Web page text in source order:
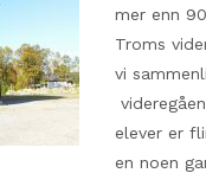
mer enn
Troms
vi
elever er
en noen